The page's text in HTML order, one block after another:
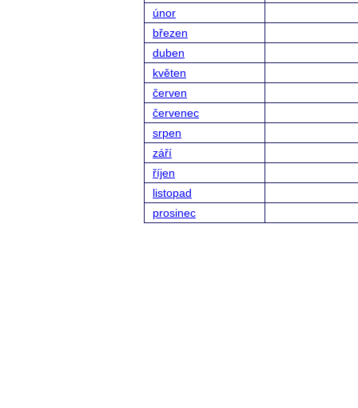
únor
březen
duben
květen
červen
červenec
srpen
září
říjen
listopad
prosinec